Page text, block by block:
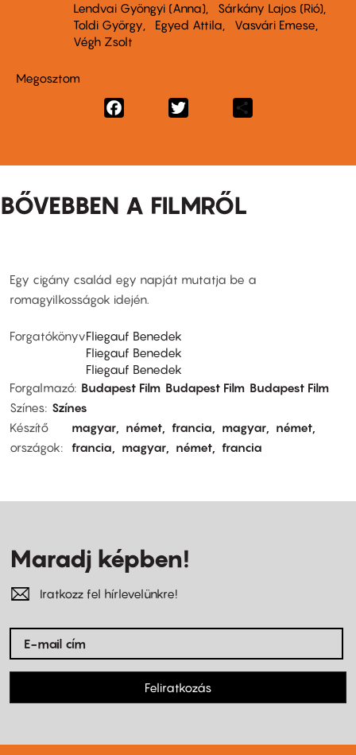
Lendvai Gyöngyi (Anna)
Sárkány Lajos (Rió)
Toldi György
Egyed Attila
Vasvári Emese
Végh Zsolt
Megosztom
Facebook
BŐVEBBEN A FILMRŐL
Egy cigány család egy napját mutatja be a
romagyilkosságok idején.
ForgatókönyvFliegauf Benedek
Fliegauf Benedek
Fliegauf Benedek
Forgalmazó Budapest Film Budapest Film Budapest Film
Színes Színes
Készítő
országok
magyar német francia magyar
német
francia
magyar német francia
Maradj képben!
Iratkozz fel hírlevelünkre!
Feliratkozás